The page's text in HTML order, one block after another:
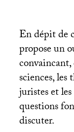
En dépit de
propose un
convaincant,
sciences, les
juristes et
questions
discuter.